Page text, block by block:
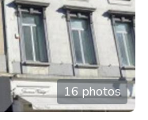
16 photos